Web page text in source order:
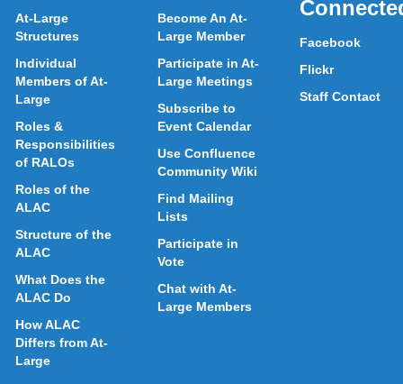
At-Large
Structures
Individual
Members of At-
Large
Roles &
Responsibilities
of RALOs
Roles of the
ALAC
Structure of the
ALAC
What Does the
ALAC Do
How ALAC
Differs from At-
Large
Become An At-
Large Member
Participate in At-
Large Meetings
Subscribe to
Event Calendar
Use Confluence
Community Wiki
Find Mailing
Lists
Participate in
Vote
Chat with At-
Large Members
Facebook
Flickr
Staff Contact